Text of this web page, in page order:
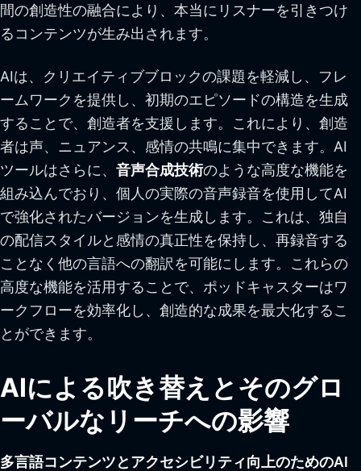
間の創造性の融合により、本当にリスナーを引きつけ
るコンテンツが生み出されます。
AIは、クリエイティブブロックの課題を軽減し、フレ
ームワークを提供し、初期のエピソードの構造を生成
することで、創造者を支援します。これにより、創造
者は声、ニュアンス、感情の共鳴に集中できます。AI
ツールはさらに、 音声合成技術のような高度な機能を
組み込んでおり、個人の実際の音声録音を使用してAI
で強化されたバージョンを生成します。これは、独自
の配信スタイルと感情の真正性を保持し、再録音する
ことなく他の言語への翻訳を可能にします。これらの
高度な機能を活用することで、ポッドキャスターはワ
ークフローを効率化し、創造的な成果を最大化するこ
とができます。
AIによる吹き替えとそのグロ
ーバルなリーチへの影響
多言語コンテンツとアクセシビリティ向上のためのAI